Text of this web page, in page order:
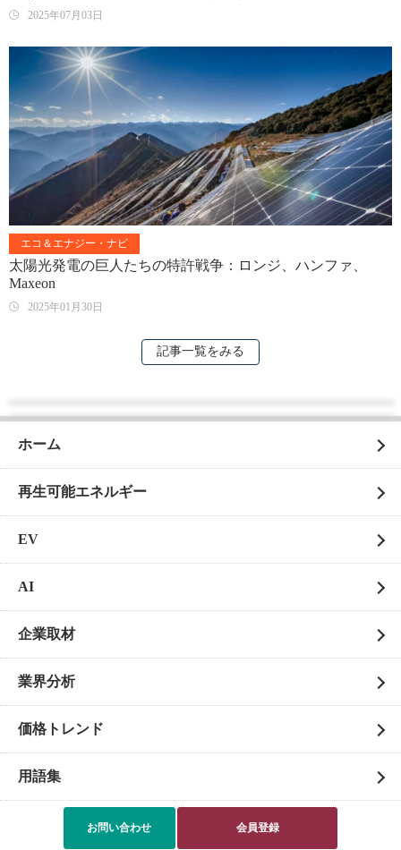
2025年07月03日
エコ＆エナジー・ナビ
太陽光発電の巨人たちの特許戦争：ロンジ、ハンファ、
Maxeon
2025年01月30日
記事一覧をみる
ホーム
再生可能エネルギー
EV
AI
企業取材
業界分析
価格トレンド
用語集
お問い合わせ 会員登録